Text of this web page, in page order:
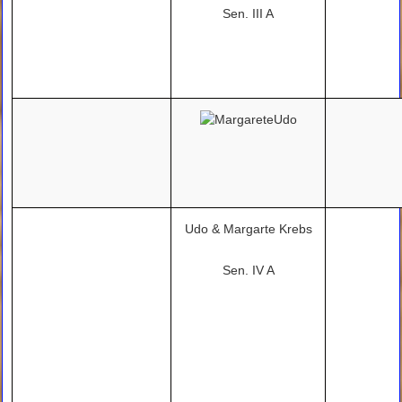
Sen. III A
Udo & Margarte Krebs
Sen. IV A